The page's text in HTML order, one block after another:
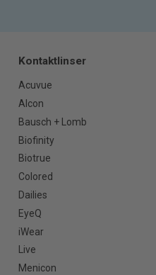
Kontaktlinser
Acuvue
Alcon
Bausch + Lomb
Biofinity
Biotrue
Colored
Dailies
EyeQ
iWear
Live
Menicon